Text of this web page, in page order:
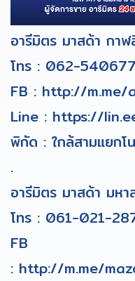
อารีมิตร มาสด้า กา
โทร : 062-
FB : http://m.me/
Line : https://
พิกัด : ใกล้สามแยกโ
.
อารีมิตร มาสด้า มหา
โทร : 061-021-
FB
: http://m.me/